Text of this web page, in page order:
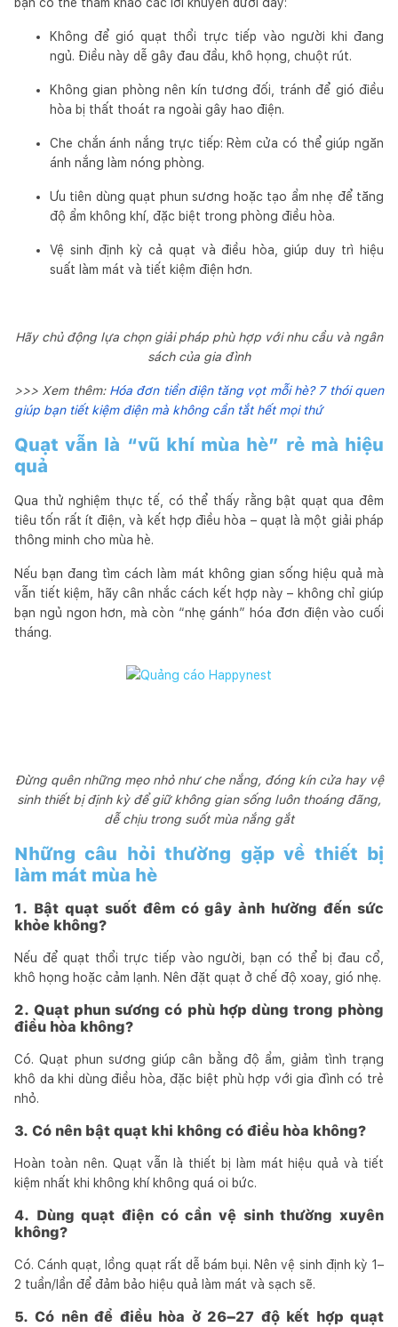
Không để gió quạt thổi trực tiếp vào người khi đang
ngủ. Điều này dễ gây đau đầu, khô họng, chuột rút.
Không gian phòng nên kín tương đối, tránh để gió điều
hòa bị thất thoát ra ngoài gây hao điện.
Che chắn ánh nắng trực tiếp: Rèm cửa có thể giúp ngăn
ánh nắng làm nóng phòng.
Ưu tiên dùng quạt phun sương hoặc tạo ẩm nhẹ để tăng
độ ẩm không khí, đặc biệt trong phòng điều hòa.
Vệ sinh định kỳ cả quạt và điều hòa, giúp duy trì hiệu
suất làm mát và tiết kiệm điện hơn.
Hãy chủ động lựa chọn giải pháp phù hợp với nhu cầu và ngân
sách của gia đình
>>> Xem thêm: Hóa đơn tiền điện tăng vọt mỗi hè? 7 thói quen
giúp bạn tiết kiệm điện mà không cần tắt hết mọi thứ
Quạt vẫn là “vũ khí mùa hè” rẻ mà hiệu
quả
Qua thử nghiệm thực tế, có thể thấy rằng bật quạt qua đêm
tiêu tốn rất ít điện, và kết hợp điều hòa – quạt là một giải pháp
thông minh cho mùa hè.
Nếu bạn đang tìm cách làm mát không gian sống hiệu quả mà
vẫn tiết kiệm, hãy cân nhắc cách kết hợp này – không chỉ giúp
bạn ngủ ngon hơn, mà còn “nhẹ gánh” hóa đơn điện vào cuối
tháng.
Đừng quên những mẹo nhỏ như che nắng, đóng kín cửa hay vệ
sinh thiết bị định kỳ để giữ không gian sống luôn thoáng đãng,
dễ chịu trong suốt mùa nắng gắt
Những câu hỏi thường gặp về thiết bị
làm mát mùa hè
1. Bật quạt suốt đêm có gây ảnh hưởng đến sức
khỏe không?
Nếu để quạt thổi trực tiếp vào người, bạn có thể bị đau cổ,
khô họng hoặc cảm lạnh. Nên đặt quạt ở chế độ xoay, gió nhẹ.
2. Quạt phun sương có phù hợp dùng trong phòng
điều hòa không?
Có. Quạt phun sương giúp cân bằng độ ẩm, giảm tình trạng
khô da khi dùng điều hòa, đặc biệt phù hợp với gia đình có trẻ
nhỏ.
3. Có nên bật quạt khi không có điều hòa không?
Hoàn toàn nên. Quạt vẫn là thiết bị làm mát hiệu quả và tiết
kiệm nhất khi không khí không quá oi bức.
4. Dùng quạt điện có cần vệ sinh thường xuyên
không?
Có. Cánh quạt, lồng quạt rất dễ bám bụi. Nên vệ sinh định kỳ 1–
2 tuần/lần để đảm bảo hiệu quả làm mát và sạch sẽ.
5. Có nên để điều hòa ở 26–27 độ kết hợp quạt